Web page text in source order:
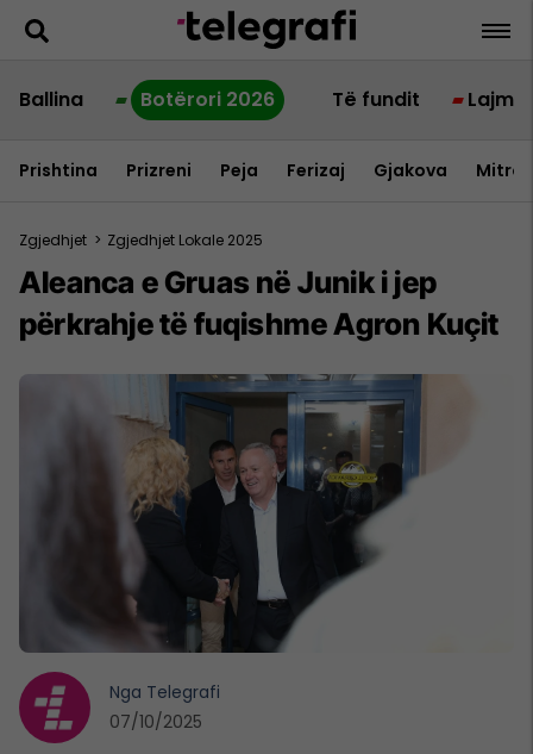
Ballina Botërori 2026 Të fundit Lajme
Prishtina Prizreni Peja Ferizaj Gjakova
Zgjedhjet > Zgjedhjet Lokale 2025
Aleanca e Gruas në Junik i jep
përkrahje të fuqishme Agron Kuçit
Nga Telegrafi
07/10/2025